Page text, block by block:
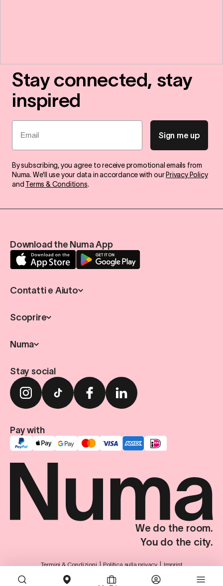
Stay connected, stay
inspired
Email
Sign me up
By subscribing, you agree to receive promotional emails from
Numa. We'll use your data in accordance with our Privacy Policy
and Terms & Conditions.
Download the Numa App
Contatti e Aiuto
Scoprire
Numa
Stay social
Pay with
We do the room.
You do the city.
Termini & Condizioni Politica sulla privacy
Imprint
© Numa Group SE. Tutti i diritti riservati.